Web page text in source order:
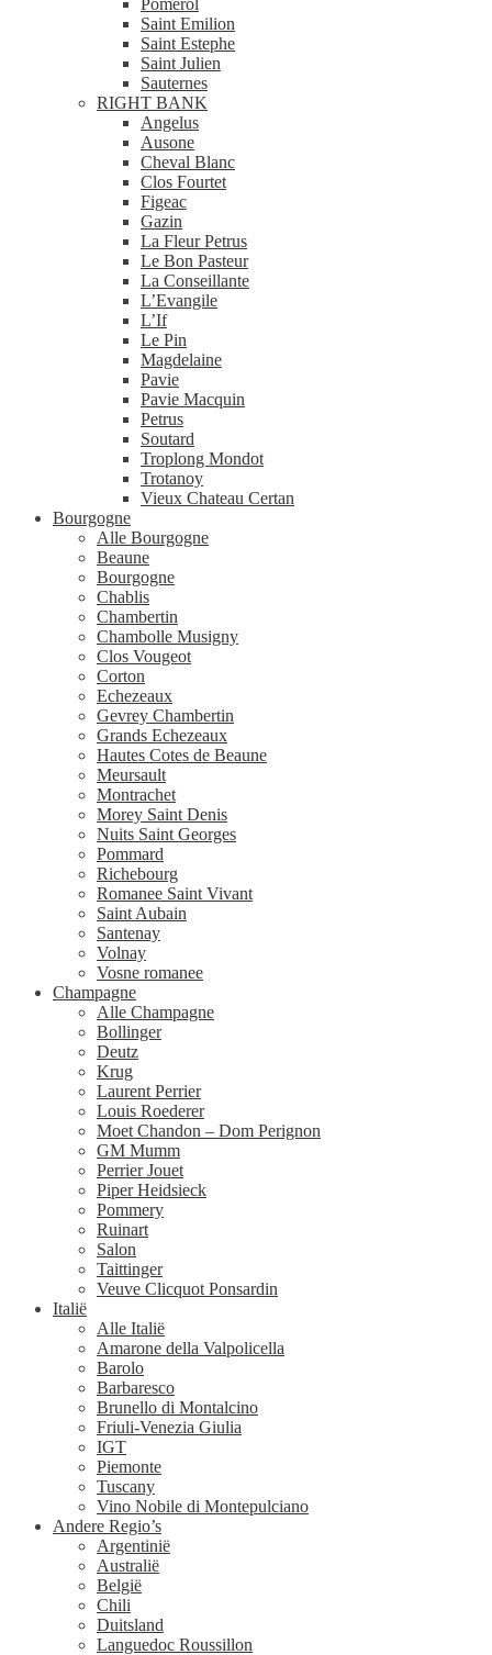
Pomerol
Saint Emilion
Saint Estephe
Saint Julien
Sauternes
RIGHT BANK
Angelus
Ausone
Cheval Blanc
Clos Fourtet
Figeac
Gazin
La Fleur Petrus
Le Bon Pasteur
La Conseillante
L’Evangile
L’If
Le Pin
Magdelaine
Pavie
Pavie Macquin
Petrus
Soutard
Troplong Mondot
Trotanoy
Vieux Chateau Certan
Bourgogne
Alle Bourgogne
Beaune
Bourgogne
Chablis
Chambertin
Chambolle Musigny
Clos Vougeot
Corton
Echezeaux
Gevrey Chambertin
Grands Echezeaux
Hautes Cotes de Beaune
Meursault
Montrachet
Morey Saint Denis
Nuits Saint Georges
Pommard
Richebourg
Romanee Saint Vivant
Saint Aubain
Santenay
Volnay
Vosne romanee
Champagne
Alle Champagne
Bollinger
Deutz
Krug
Laurent Perrier
Louis Roederer
Moet Chandon – Dom Perignon
GM Mumm
Perrier Jouet
Piper Heidsieck
Pommery
Ruinart
Salon
Taittinger
Veuve Clicquot Ponsardin
Italië
Alle Italië
Amarone della Valpolicella
Barolo
Barbaresco
Brunello di Montalcino
Friuli-Venezia Giulia
IGT
Piemonte
Tuscany
Vino Nobile di Montepulciano
Andere Regio’s
Argentinië
Australië
België
Chili
Duitsland
Languedoc Roussillon